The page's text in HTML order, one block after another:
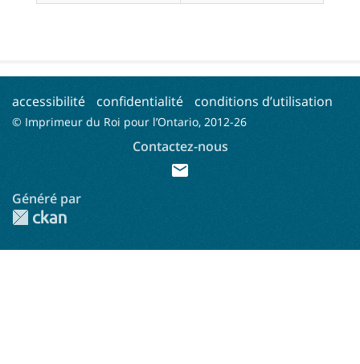
accessibilité confidentialité conditions d’utilisation
© Imprimeur du Roi pour l’Ontario, 2012-26
Contactez-nous
mail
Généré par